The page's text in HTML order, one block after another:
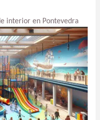
interior en Pontevedra